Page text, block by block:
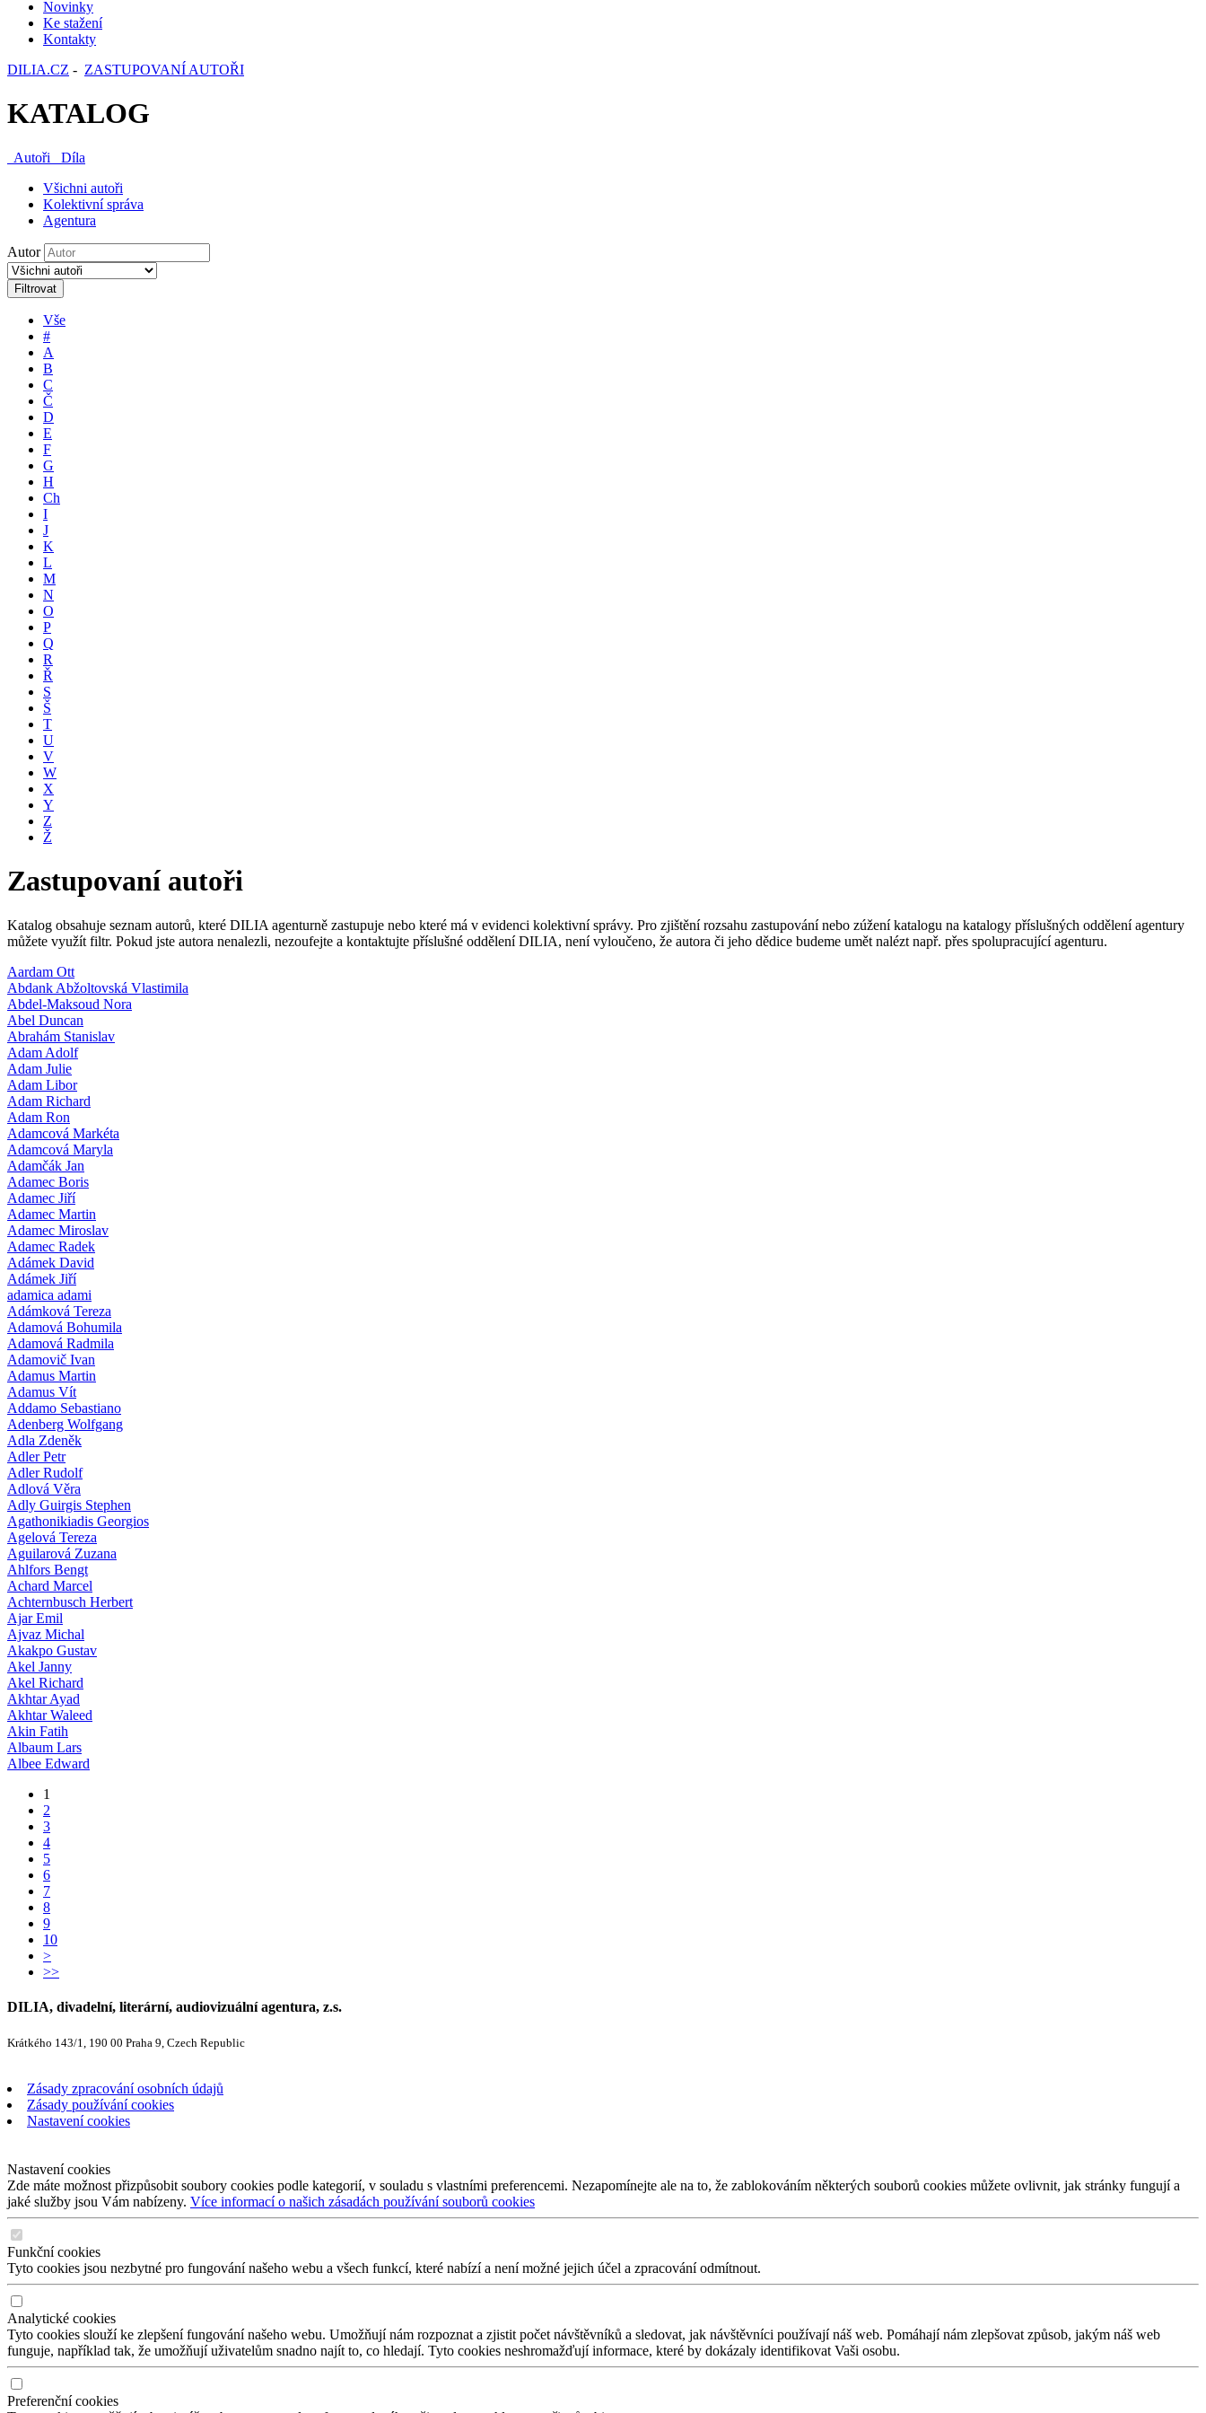
Novinky
Ke stažení
Kontakty
DILIA.CZ - ZASTUPOVANÍ AUTOŘI
KATALOG
Autoři
Díla
Všichni autoři
Kolektivní správa
Agentura
Autor
Filtrovat
Vše
#
A
B
C
Č
D
E
F
G
H
Ch
I
J
K
L
M
N
O
P
Q
R
Ř
S
Š
T
U
V
W
X
Y
Z
Ž
Zastupovaní autoři
Katalog obsahuje seznam autorů, které DILIA agenturně zastupuje nebo které má v evidenci kolektivní správy. Pro zjištění rozsahu zastupování nebo zúžení katalogu na katalogy příslušných oddělení agentury
můžete využít filtr. Pokud jste autora nenalezli, nezoufejte a kontaktujte příslušné oddělení DILIA, není vyloučeno, že autora či jeho dědice budeme umět nalézt např. přes spolupracující agenturu.
Aardam Ott
Abdank Abžoltovská Vlastimila
Abdel-Maksoud Nora
Abel Duncan
Abrahám Stanislav
Adam Adolf
Adam Julie
Adam Libor
Adam Richard
Adam Ron
Adamcová Markéta
Adamcová Maryla
Adamčák Jan
Adamec Boris
Adamec Jiří
Adamec Martin
Adamec Miroslav
Adamec Radek
Adámek David
Adámek Jiří
adamica adami
Adámková Tereza
Adamová Bohumila
Adamová Radmila
Adamovič Ivan
Adamus Martin
Adamus Vít
Addamo Sebastiano
Adenberg Wolfgang
Adla Zdeněk
Adler Petr
Adler Rudolf
Adlová Věra
Adly Guirgis Stephen
Agathonikiadis Georgios
Agelová Tereza
Aguilarová Zuzana
Ahlfors Bengt
Achard Marcel
Achternbusch Herbert
Ajar Emil
Ajvaz Michal
Akakpo Gustav
Akel Janny
Akel Richard
Akhtar Ayad
Akhtar Waleed
Akin Fatih
Albaum Lars
Albee Edward
1
2
3
4
5
6
7
8
9
10
>
>>
DILIA, divadelní, literární, audiovizuální agentura, z.s.
Krátkého 143/1, 190 00 Praha 9, Czech Republic
Zásady zpracování osobních údajů
Zásady používání cookies
Nastavení cookies
Nastavení cookies
Zde máte možnost přizpůsobit soubory cookies podle kategorií, v souladu s vlastními preferencemi. Nezapomínejte ale na to, že zablokováním některých souborů cookies můžete ovlivnit, jak stránky fungují a
jaké služby jsou Vám nabízeny. Více informací o našich zásadách používání souborů cookies
Funkční cookies
Tyto cookies jsou nezbytné pro fungování našeho webu a všech funkcí, které nabízí a není možné jejich účel a zpracování odmítnout.
Analytické cookies
Tyto cookies slouží ke zlepšení fungování našeho webu. Umožňují nám rozpoznat a zjistit počet návštěvníků a sledovat, jak návštěvníci používají náš web. Pomáhají nám zlepšovat způsob, jakým náš web
funguje, například tak, že umožňují uživatelům snadno najít to, co hledají. Tyto cookies neshromažďují informace, které by dokázaly identifikovat Vaši osobu.
Preferenční cookies